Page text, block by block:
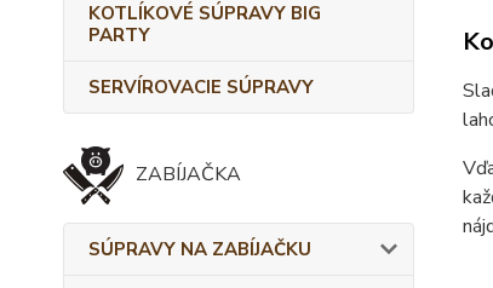
KOTLÍKOVÉ SÚPRAVY BIG
PARTY
SERVÍROVACIE SÚPRAVY
ZABÍJAČKA
SÚPRAVY NA ZABÍJAČKU